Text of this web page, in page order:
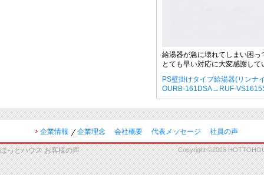
給湯器が急に壊れてしまい困っ
とても早い対応に大変感謝して
PS壁掛けタイプ給湯器(リンナ
OURB-161DSA→RUF-
企業情報 企業理念 会社概要 代表メッセージ 社員の声
ほっとハウス お客様の声 Copyright ©2026